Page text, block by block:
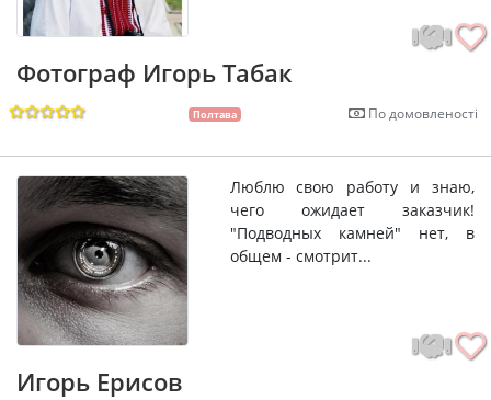
Фотограф Игорь Табак
Полтава По домовленості
Люблю свою работу и знаю,
чего ожидает заказчик!
"Подводных камней" нет, в
общем - смотрит...
Игорь Ерисов